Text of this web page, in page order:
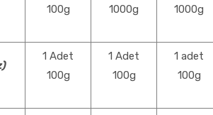
100g
1000g
1000g
1 Adet
100g
1 Adet
100g
1 adet
100g